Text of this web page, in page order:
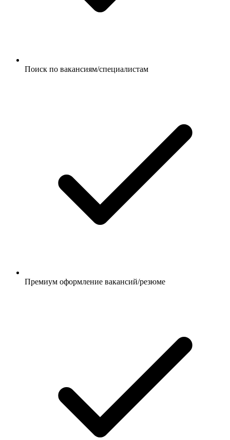
Поиск по вакансиям/специалистам
Премиум оформление вакансий/резюме